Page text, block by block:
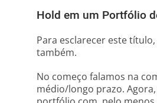
Hold em um Portfólio
Para esclarecer este
também.
No começo falamos na
médio/longo prazo.